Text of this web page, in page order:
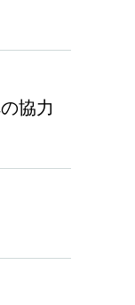
協力